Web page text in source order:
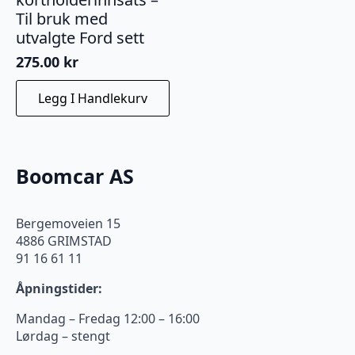
Til bruk med
utvalgte Ford sett
275.00 kr
Legg I Handlekurv
Boomcar AS
Bergemoveien 15
4886 GRIMSTAD
91 16 61 11
Åpningstider:
Mandag – Fredag 12:00 – 16:00
Lørdag – stengt